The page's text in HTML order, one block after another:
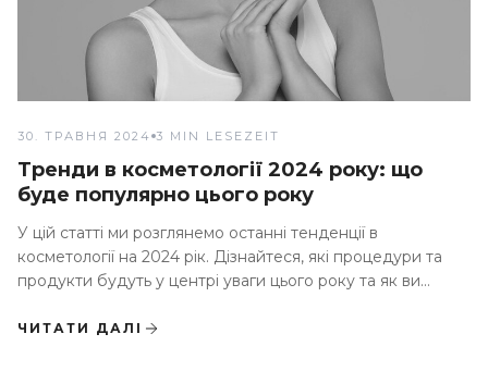
30. ТРАВНЯ 2024 3 MIN LESEZEIT
Тренди в косметології 2024 року: що
буде популярно цього року
У цій статті ми розглянемо останні тенденції в
косметології на 2024 рік. Дізнайтеся, які процедури та
продукти будуть у центрі уваги цього року та як ви
ЧИТАТИ ДАЛІ